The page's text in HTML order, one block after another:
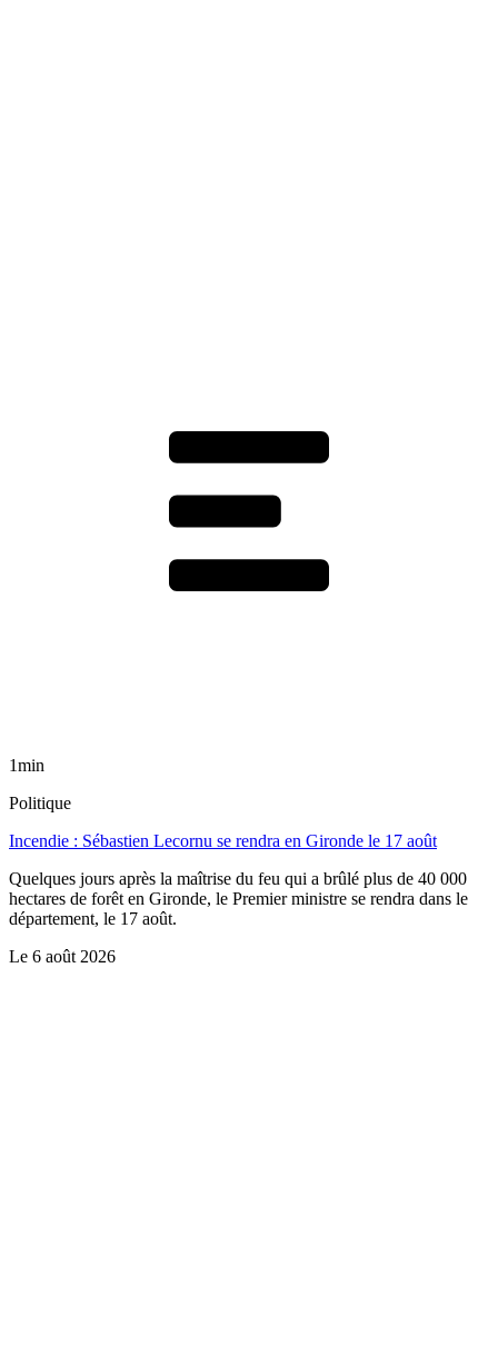
1min
Politique
Incendie : Sébastien Lecornu se rendra en Gironde le 17 août
Quelques jours après la maîtrise du feu qui a brûlé plus de 40 000
hectares de forêt en Gironde, le Premier ministre se rendra dans le
département, le 17 août.
Le 6 août 2026